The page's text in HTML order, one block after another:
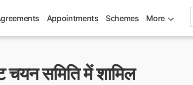
Appointments Schemes More
चयन समिति में शामिल